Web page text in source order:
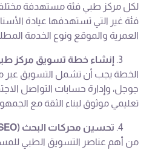
لكل مركز طبي فئة مستهدفة
فئة غير التي تستهدفها عيادة
العمرية والموقع ونوع الخدمة
إنشاء خطة تسويق مركز
الخطة يجب أن تشمل التسويق عبر
جوجل، وإدارة حسابات التواصل
تعليمي موثوق لبناء الثقة مع
تحسين محركات البحث (SEO)
من أهم عناصر التسويق الطبي